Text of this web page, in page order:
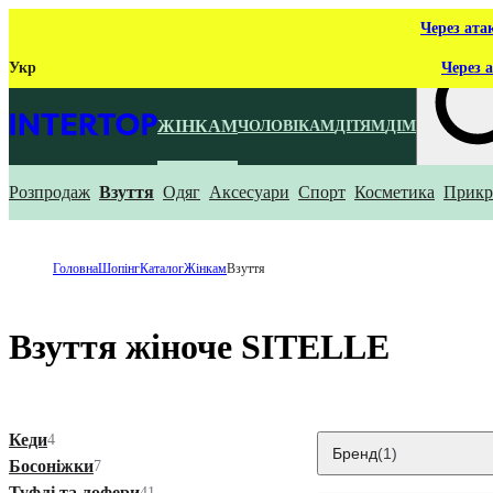
Через
Укр Через
ЖІНКАМЧОЛОВІКАМДІТЯМДІМ
Що ти
Розпродаж Взуття Одяг Аксесуари Спорт Косметика
ГоловнаШопінгКаталогЖінкамВзуття
Взуття жіноче SITELLE
Кеди4
Босоніжки7
Бренд(1)